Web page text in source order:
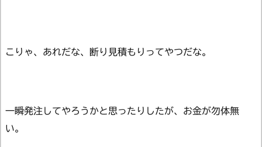
こりゃ、あれだな、断り見積もりってやつだな。
一瞬発注してやろうかと思ったりしたが、お金が勿体無
い。